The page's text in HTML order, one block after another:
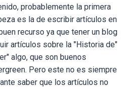
probablemente la primera
es la de escribir artículos en
recurso ya que tener un blog
artículos sobre la "Historia de"
algo, que son buenos
Pero este no es siempre
saber que los artículos no